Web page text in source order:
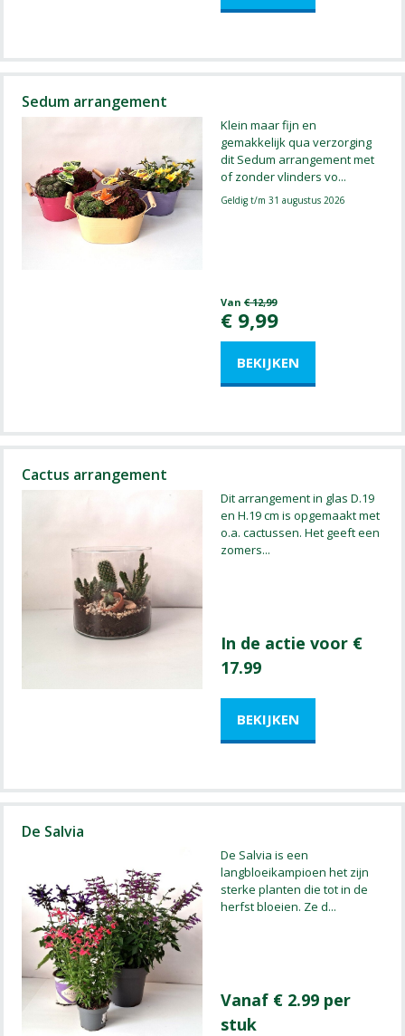
Sedum arrangement
Klein maar fijn en
gemakkelijk qua verzorging
dit Sedum arrangement met
of zonder vlinders vo...
Geldig t/m 31 augustus 2026
Van € 12,99
€ 9,99
Cactus arrangement
Dit arrangement in glas D.19
en H.19 cm is opgemaakt met
o.a. cactussen. Het geeft een
zomers...
In de actie voor €
17.99
De Salvia
De Salvia is een
langbloeikampioen het zijn
sterke planten die tot in de
herfst bloeien. Ze d...
Vanaf € 2.99 per
stuk